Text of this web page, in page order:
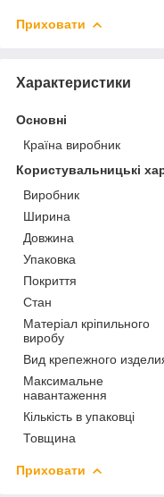
Приховати
Характеристики
Основні
Країна виробник
Користувальницькі
Виробник
Ширина
Довжина
Упаковка
Покриття
Стан
Матеріал кріпильного
виробу
Вид крепежного
Максимальне
навантаження
Кількість в упаковці
Товщина
Приховати